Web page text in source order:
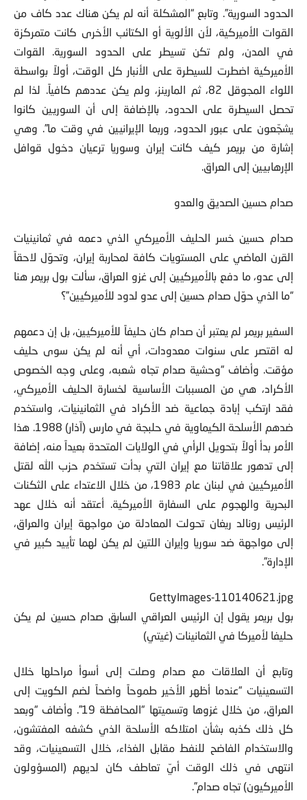
متموضعاً في (محافظة) الديوانية فلن تستطيع السيطرة على
الحدود السورية”. وتابع “المشكلة أنه لم يكن هناك عدد كاف من
القوات الأميركية، لأن الألوية أو الكتائب الأخرى كانت متمركزة
في المدن، ولم تكن تسيطر على الحدود السورية. القوات
الأميركية اضطرت للسيطرة على الأنبار كل الوقت، أولاً بواسطة
اللواء المجوقل 82، ثم المارينز، ولم يكن عددهم كافياً. لذا لم
تحصل السيطرة على الحدود، بالإضافة إلى أن السوريين كانوا
يشجّعون على عبور الحدود، وربما الإيرانيين في وقت ما”. وهي
إشارة من بريمر كيف كانت إيران وسوريا ترعيان دخول قوافل
صدام حسين خسر الحليف الأميركي الذي دعمه في ثمانينيات
القرن الماضي على المستويات كافة لمحاربة إيران، وتحوّل لاحقاً
إلى عدو، ما دفع بالأميركيين إلى غزو العراق، سألت بول بريمر هنا
السفير بريمر لم يعتبر أن صدام كان حليفاً للأميركيين، بل إن دعمهم
له اقتصر على سنوات معدودات، أي أنه لم يكن سوى حليف
مؤقت. وأضاف “وحشية صدام تجاه شعبه، وعلى وجه الخصوص
الأكراد، هي من المسببات الأساسية لخسارة الحليف الأميركي،
فقد ارتكب إبادة جماعية ضد الأكراد في الثمانينيات، واستخدم
ضدهم الأسلحة الكيماوية في حلبجة في مارس (آذار) 1988. هذا
الأمر بدأ أولاً بتحويل الرأي في الولايات المتحدة بعيداً منه، إضافة
إلى تدهور علاقاتنا مع إيران التي بدأت تستخدم حزب الله لقتل
الأميركيين في لبنان عام 1983، من خلال الاعتداء على الثكنات
البحرية والهجوم على السفارة الأميركية. أعتقد أنه خلال عهد
الرئيس رونالد ريغان تحولت المعادلة من مواجهة إيران والعراق،
إلى مواجهة ضد سوريا وإيران اللتين لم يكن لهما تأييد كبير في
GettyImages-110140621.jpg
بول بريمر يقول إن الرئيس العراقي السابق صدام حسين لم يكن
وتابع أن العلاقات مع صدام وصلت إلى أسوأ مراحلها خلال
التسعينيات “عندما أظهر الأخير طموحاً واضحاً لضم الكويت إلى
العراق، من خلال غزوها وتسميتها “المحافظة 19”. وأضاف “وبعد
كل ذلك كذبه بشأن امتلاكه الأسلحة الذي كشفه المفتشون،
والاستخدام الفاضح للنفط مقابل الغذاء، خلال التسعينيات، وقد
انتهى في ذلك الوقت أيّ تعاطف كان لديهم (المسؤولون